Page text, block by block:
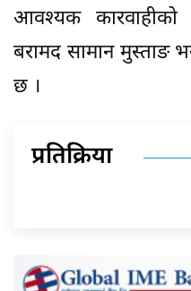
आवश्यक कारवाहीको
बरामद सामान मुस्ताङ
छ ।
प्रतिक्रिया